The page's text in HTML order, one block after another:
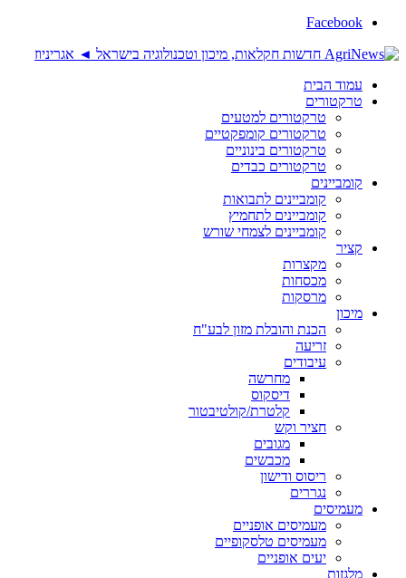
Facebook
עמוד הבית
טרקטורים
טרקטורים למטעים
טרקטורים קומפקטיים
טרקטורים בינוניים
טרקטורים כבדים
קומביינים
קומביינים לתבואות
קומביינים לתחמיץ
קומביינים לצמחי שורש
קציר
מקצרות
מכסחות
מרסקות
מיכון
הכנת והובלת מזון לבע"ח
זריעה
עיבודים
מחרשה
דיסקוס
קלטרת/קולטיבטור
חציר וקש
מגובים
מכבשים
ריסוס ודישון
נגררים
מעמיסים
מעמיסים אופניים
מעמיסים טלסקופיים
יעים אופניים
מלגזות